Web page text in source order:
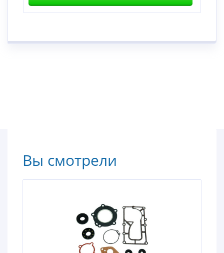
Вы смотрели